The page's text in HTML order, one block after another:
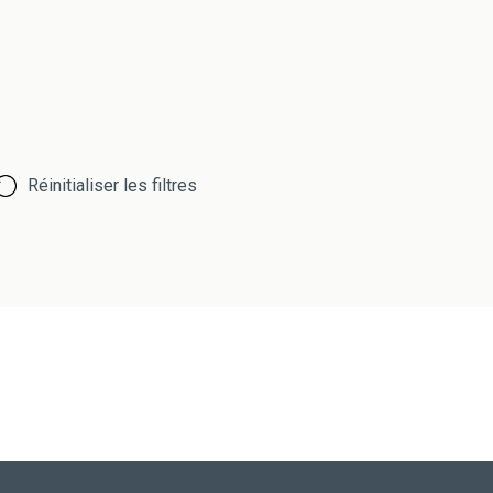
Réinitialiser les filtres